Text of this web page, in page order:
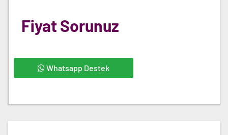
Fiyat Sorunuz
Whatsapp Destek